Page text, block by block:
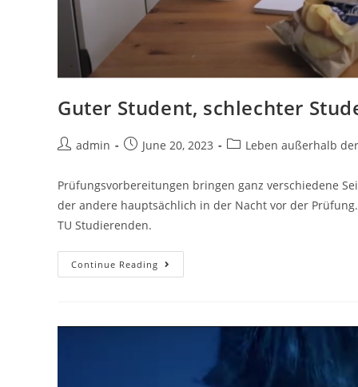
Guter Student, schlechter
admin June 20, 2023 Leben außerhalb
Prüfungsvorbereitungen bringen ganz verschiedene
der andere hauptsächlich in der Nacht vor der
TU Studierenden.
Continue Reading